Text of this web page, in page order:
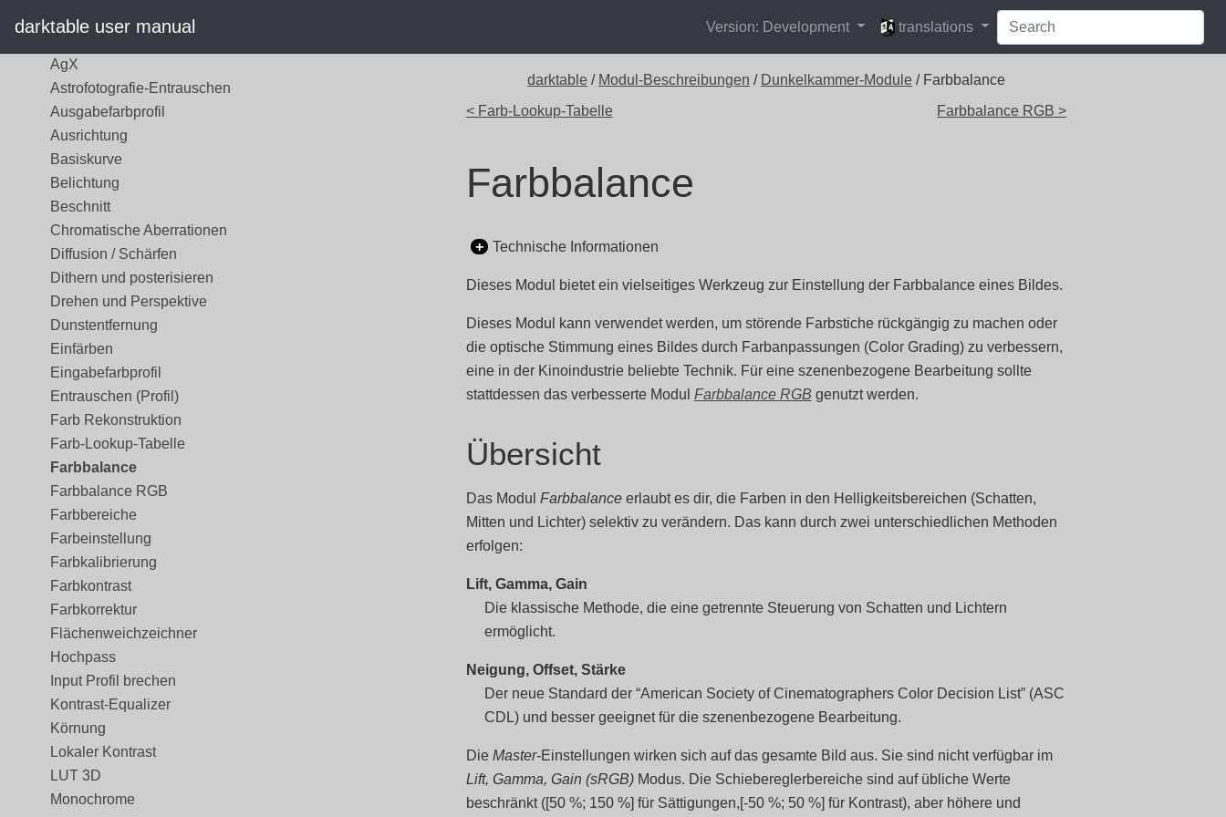
darktable user manual Version: Development
languages
translations
darktable / Modul-Beschreibungen / Dunkelkammer-Module / Farbbalance
< Farb-Lookup-Tabelle
Farbbalance RGB >
Farbbalance
Technische Informationen
Dieses Modul bietet ein vielseitiges Werkzeug zur Einstellung der Farbbalance eines Bildes.
Dieses Modul kann verwendet werden, um störende Farbstiche rückgängig zu machen oder
die optische Stimmung eines Bildes durch Farbanpassungen (Color Grading) zu verbessern,
eine in der Kinoindustrie beliebte Technik. Für eine szenenbezogene Bearbeitung sollte
stattdessen das verbesserte Modul Farbbalance RGB genutzt werden.
Übersicht
Das Modul Farbbalanceerlaubt es dir, die Farben in den Helligkeitsbereichen (Schatten,
Mitten und Lichter) selektiv zu verändern. Das kann durch zwei unterschiedlichen Methoden
erfolgen:
Lift, Gamma, Gain
Die klassische Methode, die eine getrennte Steuerung von Schatten und Lichtern
ermöglicht.
Neigung, Offset, Stärke
Der neue Standard der “American Society of Cinematographers Color Decision List” (ASC
CDL) und besser geeignet für die szenenbezogene Bearbeitung.
Die Master-Einstellungen wirken sich auf das gesamte Bild aus. Sie sind nicht verfügbar im
Lift, Gamma, Gain (sRGB)Modus. Die Schiebereglerbereiche sind auf übliche Werte
beschränkt ([50 %; 150 %] für Sättigungen,[-50 %; 50 %] für Kontrast), aber höhere und
Übersicht
AgX
Astrofotografie-Entrauschen
Ausgabefarbprofil
Ausrichtung
Basiskurve
Belichtung
Beschnitt
Chromatische Aberrationen
Diffusion / Schärfen
Dithern und posterisieren
Drehen und Perspektive
Dunstentfernung
Einfärben
Eingabefarbprofil
Entrauschen (Profil)
Farb Rekonstruktion
Farb-Lookup-Tabelle
Farbbalance
Farbbalance RGB
Farbbereiche
Farbeinstellung
Farbkalibrierung
Farbkontrast
Farbkorrektur
Flächenweichzeichner
Hochpass
Input Profil brechen
Kontrast-Equalizer
Körnung
Lokaler Kontrast
LUT 3D
Monochrome